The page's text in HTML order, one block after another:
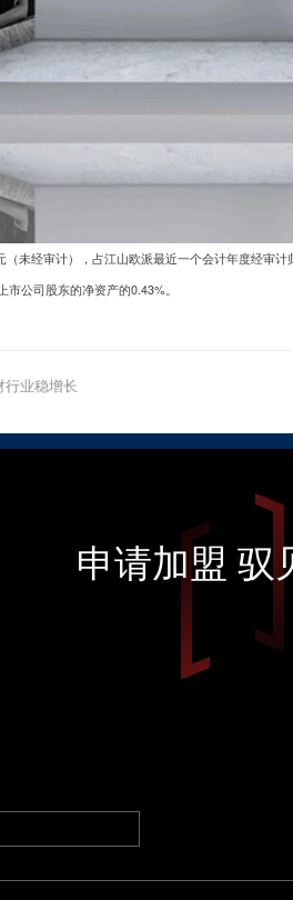
未经审计），占江山欧派最近一个会计年度经审
公司股东的净资产的0.43%。
行业稳增长
申请加盟 驭